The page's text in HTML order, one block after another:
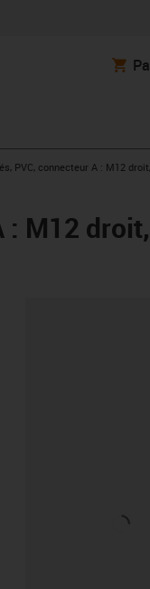
PVC, connecteur A : M12
: M12